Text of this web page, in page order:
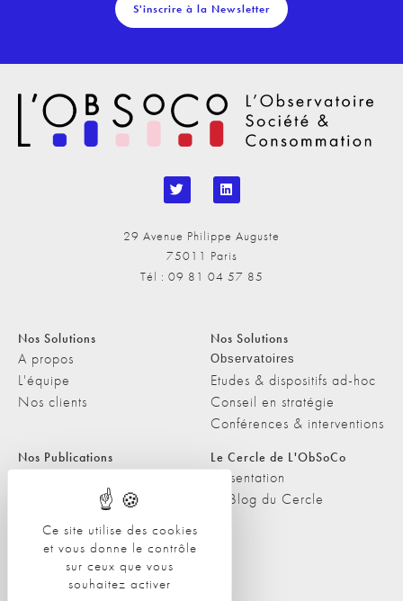
Ce site utilise des cookies
et vous donne le contrôle
sur ceux que vous
souhaitez activer
S'inscrire à la Newsletter
29 Avenue Philippe Auguste
75011 Paris
Tél : 09 81 04 57 85
Nos Solutions
A propos
L'équipe
Nos clients
Nos Solutions
Observatoires
Etudes & dispositifs ad-hoc
Conseil en stratégie
Conférences & interventions
Nos Publications
Les Podcasts de L'ObSoCo
L'ObSoCo dans les médias
Le Cercle de L'ObSoCo
Présentation
Le Blog du Cercle
Contacts
Nous contacter